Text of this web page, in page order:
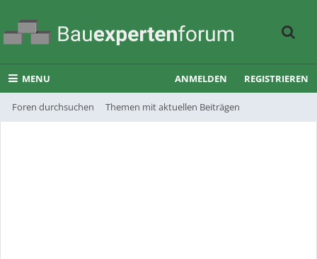
MENU
Foren durchsuchen Themen mit aktuellen Beiträgen
ANMELDEN REGISTRIEREN